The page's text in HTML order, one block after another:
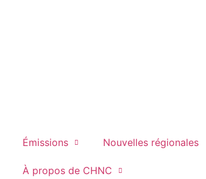
Émissions Nouvelles régionales
À propos de CHNC